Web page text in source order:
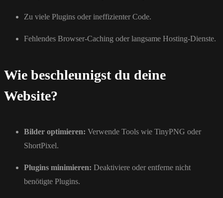
Zu viele Plugins oder ineffizienter Code.
Fehlendes Browser-Caching oder langsame Hosting-Dienste.
Wie beschleunigst du deine
Website?
Bilder optimieren: Verwende Tools wie TinyPNG oder
ShortPixel.
Plugins minimieren: Deaktiviere oder entferne nicht
benötigte Plugins.